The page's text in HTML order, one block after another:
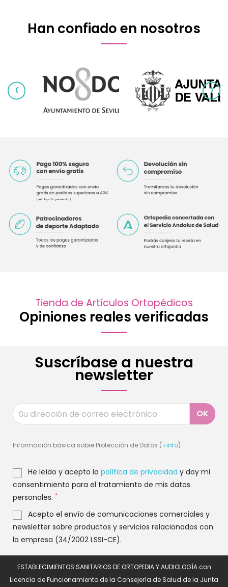
Han confiado en nosotros
‹ ›
Tienda de Artículos Ortopédicos
Opiniones reales verificadas
Suscríbase a nuestra
newsletter
Información básica sobre Protección de Datos (+info)
He leído y acepto la política de privacidad y doy mi
consentimiento para el tratamiento de mis datos
personales. *
Acepto el envío de comunicaciones comerciales y
newsletter sobre productos y servicios relacionados con
la empresa (34/2002 LSSI-CE).
ESTABLECIMIENTOS SANITARIOS DE ORTOPEDIA Y AUDIOLOGÍA con
Licencia de Funcionamiento de la Consejería de Salud de la Junta